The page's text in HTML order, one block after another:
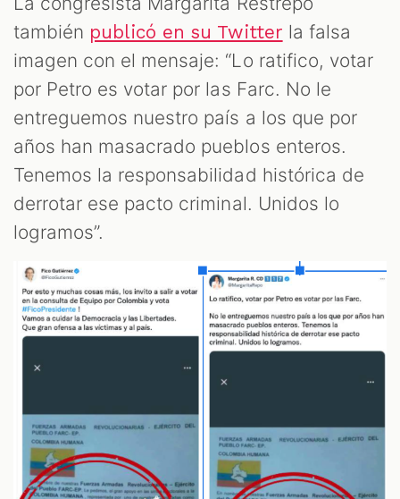
también publicó en su Twitter la falsa
imagen con el mensaje: “Lo ratifico, votar
por Petro es votar por las Farc. No le
entreguemos nuestro país a los que por
años han masacrado pueblos enteros.
Tenemos la responsabilidad histórica de
derrotar ese pacto criminal. Unidos lo
logramos”.